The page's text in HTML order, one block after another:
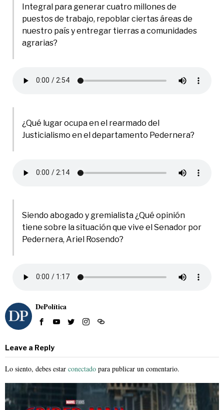
Integral para generar cuatro millones de
puestos de trabajo, repoblar ciertas áreas de
nuestro país y entregar tierras a comunidades
agrarias?
¿Qué lugar ocupa en el rearmado del
Justicialismo en el departamento Pedernera?
Siendo abogado y gremialista ¿Qué opinión
tiene sobre la situación que vive el Senador por
Pedernera, Ariel Rosendo?
DePolítica
Leave a Reply
Lo siento, debes estar conectado para publicar un comentario.